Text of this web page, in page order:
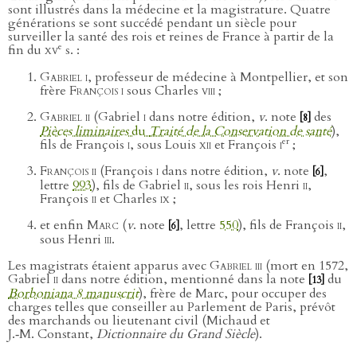
sont illustrés dans la médecine et la magistrature. Quatre
générations se sont succédé pendant un siècle pour
surveiller la santé des rois et reines de France à partir de la
fin du xve s. :
Gabriel i, professeur de médecine à Montpellier, et son
frère François isous Charles viii;
Gabriel ii (Gabriel idans notre édition, v. note [8] des
Pièces liminairesduTraité de la Conservation de santé),
fils de François i, sous Louis xiiet François ier ;
François ii (François idans notre édition, v. note [6] ,
lettre 993), fils de Gabriel ii, sous les rois Henri ii,
François iiet Charles ix ;
et enfin Marc (v. note [6] , lettre 550), fils de François ii,
sous Henri iii.
Les magistrats étaient apparus avecGabriel iii (mort en 1572,
Gabrieliidans notre édition, mentionné dans la note [13] du
Borboniana 8 manuscrit), frère de Marc, pour occuper des
charges telles que conseiller au Parlement de Paris, prévôt
des marchands ou lieutenant civil (Michaud et
J.‑M. Constant, Dictionnaire du Grand Siècle).